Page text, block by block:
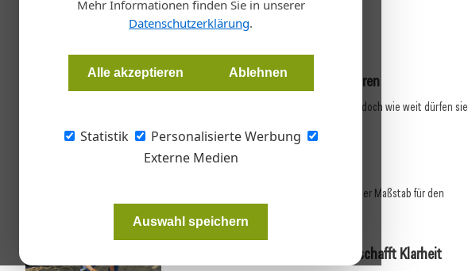
Mehr Informationen finden Sie in unserer
Datenschutzerklärung.
Alle akzeptieren Ablehnen
Statistik
Personalisierte Werbung
Externe Medien
Auswahl speichern
28. April 2026
Zuschlagskriterien im Vergabeverfahren
Zuschlagskriterien bestimmen den Zuschlag, doch wie weit dürfen sie
07. April 2026
Zeitpunkt der Eignung neu geregelt
Seit 1. März 2026 gilt im Vergaberecht ein neuer Maßstab für den
18. März 2026
Subunternehmer im Konzern:EuGH schafft Klarheit